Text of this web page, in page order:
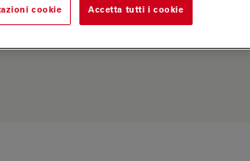
cookie Accetta tutti i cookie